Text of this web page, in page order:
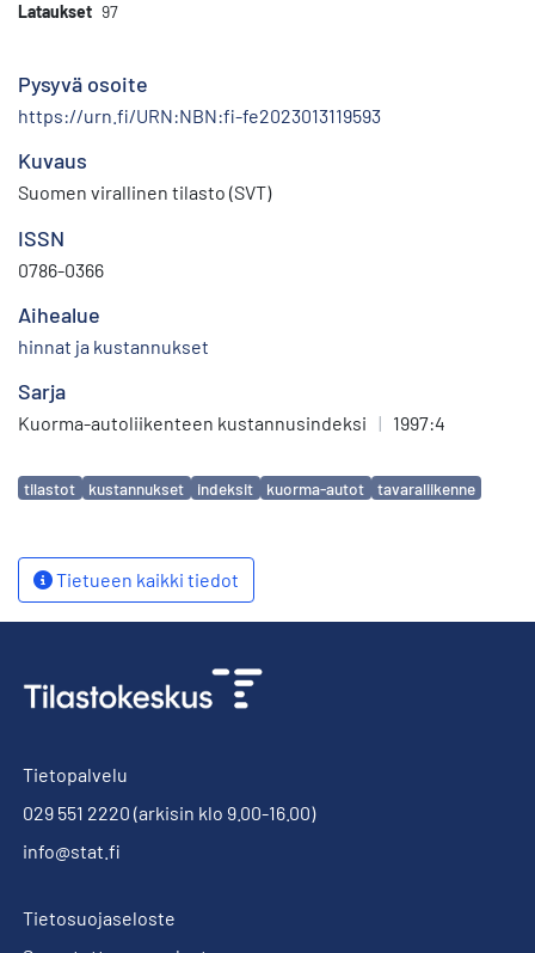
Lataukset 97
Pysyvä osoite
https://urn.fi/URN:NBN:fi-fe2023013119593
Kuvaus
Suomen virallinen tilasto (SVT)
ISSN
0786-0366
Aihealue
hinnat ja kustannukset
Sarja
Kuorma-autoliikenteen kustannusindeksi | 1997:4
Avainsanat
tilastot kustannukset indeksit kuorma-autot tavaraliikenne
Tietueen kaikki tiedot
Tietopalvelu
029 551 2220 (arkisin klo 9.00-16.00)
info@stat.fi
Tietosuojaseloste